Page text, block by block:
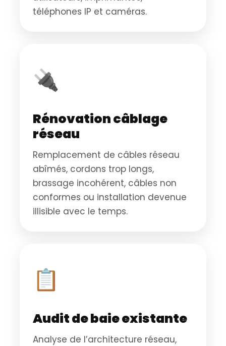
téléphones IP et caméras.
🔌
Rénovation câblage
réseau
Remplacement de câbles réseau
abîmés, cordons trop longs,
brassage incohérent, câbles non
conformes ou installation devenue
illisible avec le temps.
📋
Audit de baie existante
Analyse de l’architecture réseau,